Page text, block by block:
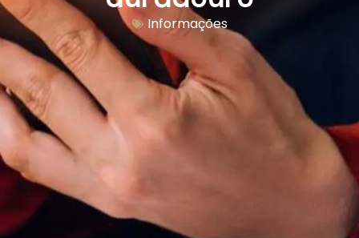
Informações